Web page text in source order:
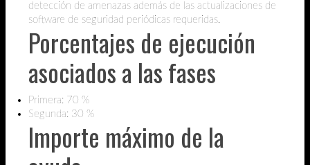
detección de amenazas además de las actualizaciones de
software de seguridad periódicas requeridas.
Porcentajes de ejecución
asociados a las fases
Primera: 70 %
Segunda: 30 %
Importe máximo de la